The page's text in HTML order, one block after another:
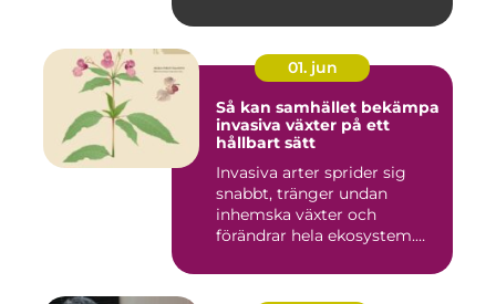
01. jun
Så kan samhället bekämpa
invasiva växter på ett
hållbart sätt
Invasiva arter sprider sig
snabbt, tränger undan
inhemska växter och
förändrar hela ekosystem.